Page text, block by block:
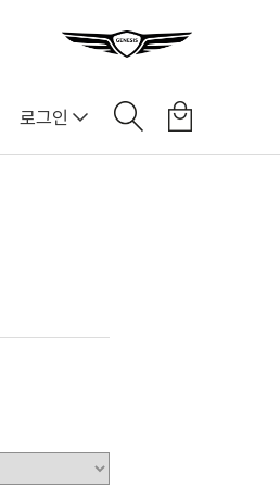
로그인